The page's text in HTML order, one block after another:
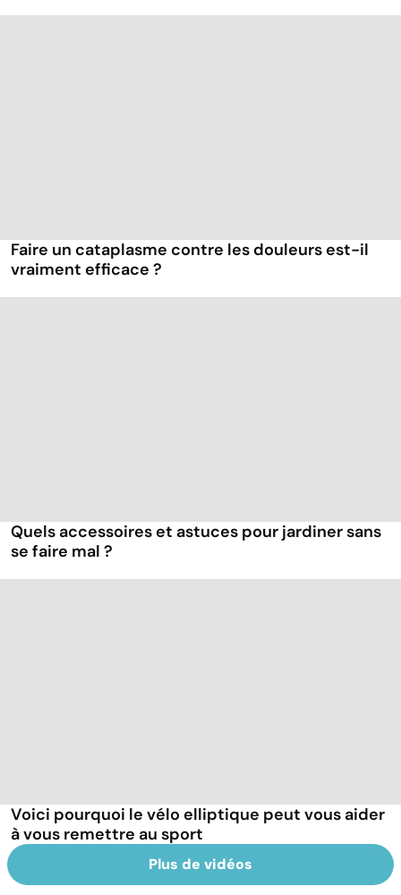
Faire un cataplasme contre les douleurs est-il
vraiment efficace ?
Quels accessoires et astuces pour jardiner sans
se faire mal ?
Voici pourquoi le vélo elliptique peut vous aider
à vous remettre au sport
Plus de vidéos